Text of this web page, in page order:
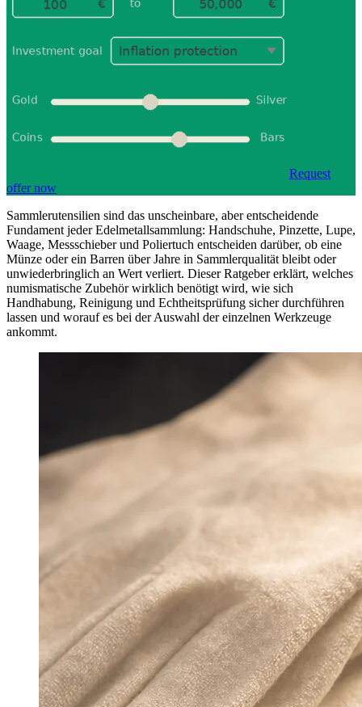
Request
offer now
Sammlerutensilien sind das unscheinbare, aber entscheidende
Fundament jeder Edelmetallsammlung: Handschuhe, Pinzette, Lupe,
Waage, Messschieber und Poliertuch entscheiden darüber, ob eine
Münze oder ein Barren über Jahre in Sammlerqualität bleibt oder
unwiederbringlich an Wert verliert. Dieser Ratgeber erklärt, welches
numismatische Zubehör wirklich benötigt wird, wie sich
Handhabung, Reinigung und Echtheitsprüfung sicher durchführen
lassen und worauf es bei der Auswahl der einzelnen Werkzeuge
ankommt.